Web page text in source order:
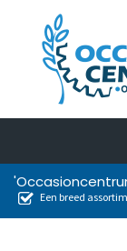
Een breed